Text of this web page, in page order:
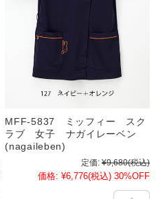
MFF-5837 ミッフィー スク
ラブ 女子 ナガイレーベン
(nagaileben)
定価: ¥9,680(税込)
価格: ¥6,776(税込) 30%OFF